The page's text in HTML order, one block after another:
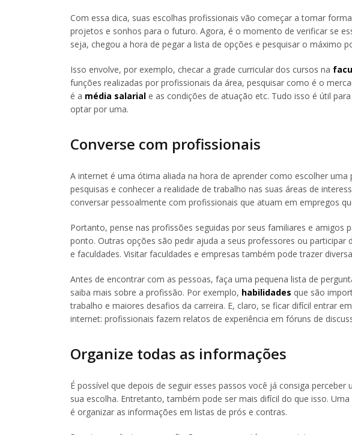
Com essa dica, suas escolhas profissionais vão começar a tomar
projetos e sonhos para o futuro. Agora, é o momento de verificar se
seja, chegou a hora de pegar a lista de opções e pesquisar o máximo
Isso envolve, por exemplo, checar a grade curricular dos cursos na
funções realizadas por profissionais da área, pesquisar como é o
é a média salarial e as condições de atuação etc. Tudo isso é útil
optar por uma.
Converse com profissionais
A internet é uma ótima aliada na hora de aprender como escolher uma
pesquisas e conhecer a realidade de trabalho nas suas áreas de
conversar pessoalmente com profissionais que atuam em empregos
Portanto, pense nas profissões seguidas por seus familiares e amigos
ponto. Outras opções são pedir ajuda a seus professores ou participar
e faculdades. Visitar faculdades e empresas também pode trazer
Antes de encontrar com as pessoas, faça uma pequena lista de
saiba mais sobre a profissão. Por exemplo, habilidades que são
trabalho e maiores desafios da carreira. E, claro, se ficar difícil entrar
internet: profissionais fazem relatos de experiência em fóruns de
Organize todas as informações
É possível que depois de seguir esses passos você já consiga
sua escolha. Entretanto, também pode ser mais difícil do que isso.
é organizar as informações em listas de prós e contras.